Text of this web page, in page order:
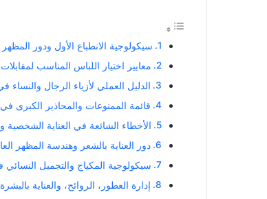
سيكولوجية الانطباع الأول ودور
معايير اختيار اللباس المناسب
الدليل العملي لأزياء الرجال والنساء
قائمة الممنوعات والمحاذير الكبرى
الأخطاء الشائعة في العناية الشخصية
دور العناية بالشعر وهندسة المظهر
سيكولوجية المكياج والتجميل النسائي
إدارة العطور، الروائح، والعناية